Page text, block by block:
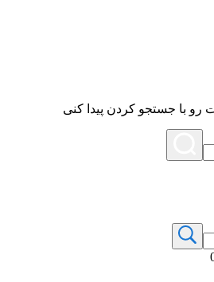
با جستجو کردن پیدا کنی